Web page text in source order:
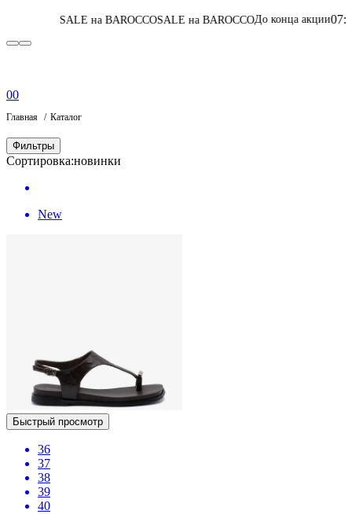
на BAROCCOSALE на BAROCCOДо конца акции07:09:14:39
00
Главная Каталог
Фильтры
Сортировка:новинки
New
Быстрый просмотр
36
37
38
39
40